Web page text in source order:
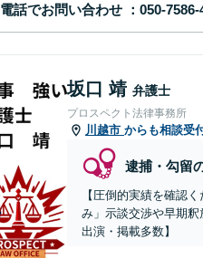
電話でお問い合わせ
坂口 靖 弁護士
プロスペクト法律事務所
川越市 からも相談受
逮捕・勾留
【圧倒的実績を確認
み」示談交渉や早期
出演・掲載多数】